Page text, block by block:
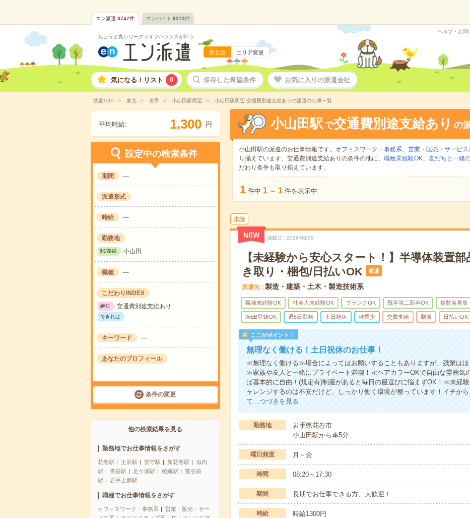
エン派遣 3747件 エンバイト 6373件
ちょうど良いワークライフバランスが叶う
東北版 エリア変更
ヘルプ・お問
気になる！リスト 0 保存した希望条件 お気に入りの派遣会社
派遣TOP 東北 岩手 小山田駅周辺 小山田駅周辺 交通費別途支給ありの派遣の仕事一覧
平均時給: 1,300 円
設定中の検索条件
期間 ---
派遣形式 ---
時給 ---
勤務地
駅/路線 小山田
職種 ---
こだわりINDEX
絶対 交通費別途支給あり
できれば ---
キーワード ---
あなたのプロフィール
---
条件の変更
他の検索結果を見る
勤務地でお仕事情報をさがす
花巻駅 土沢駅 宮守駅 新花巻駅
似内
駅
青笹駅 足ケ瀬駅 綾織駅
荒谷前
駅
岩手上郷駅
職種でお仕事情報をさがす
オフィスワーク・事務系
営業・販売・サー
小山田駅 で交通費別途支給あり の
小山田駅の派遣のお仕事情報です。 オフィスワーク・事務系、 営業・販売・サービス
り揃えています。交通費別途支給ありの条件の他に、 職種未経験OK、 友だちと一緒
だわり条件も取り揃えています。
1 件中 1 ～ 1 件を表示中
未読
NEW 掲載日 2026/08/05
【未経験から安心スタート！】半導体装置
き取り・梱包/日払いOK
派遣
派遣先 製造・建築・土木・製造技術系
職種未経験OK 社会人未経験OK ブランクOK 既卒第二新卒OK 複数名募集
WEB登録OK 週5日勤務 土日祝休 残業少 交費支給 制服 日払いOK
ここがポイント！
無理なく働ける！土日祝休のお仕事！
≪無理なく働ける≫場合によってはお願いすることもありますが、残業は
≫家族や友人と一緒にプライベート満喫！≪ヘアカラーOKで自由な雰囲気
ば基本的に自由！(規定有)制服があると毎日の服選びに悩まずOK！≪未経
ャレンジするのは不安だけど、しっかり働く環境が整っています！イチか
て…つづきを見る
勤務地
岩手県花巻市
小山田駅から車5分
曜日頻度 月～金
時間 08:20～17:30
期間 長期でお仕事できる方、大歓迎！
時給 時給1300円